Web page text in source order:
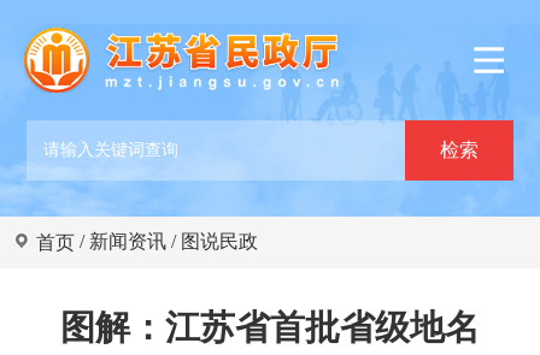
首页 / 新闻资讯 / 图说民政
图解：江苏省首批省级地名